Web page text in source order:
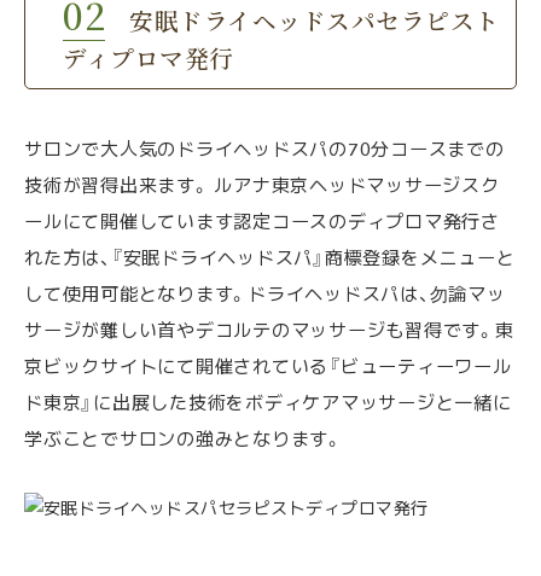
安眠ドライヘッドスパセラピスト
ディプロマ発行
サロンで大人気のドライヘッドスパの70分コースまでの
技術が習得出来ます。 ルアナ東京ヘッドマッサージスク
ールにて開催しています認定コースのディプロマ発行さ
れた方は、『安眠ドライヘッドスパ』商標登録をメニューと
して使用可能となります。ドライヘッドスパは、勿論マッ
サージが難しい首やデコルテのマッサージも習得です。東
京ビックサイトにて開催されている『ビューティーワール
ド東京』に出展した技術をボディケアマッサージと一緒に
学ぶことでサロンの強みとなります。